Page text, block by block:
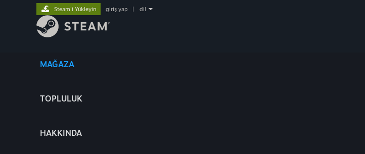
MAĞAZA
TOPLULUK
HAKKINDA
Steam'i Yükleyin giriş yap dil